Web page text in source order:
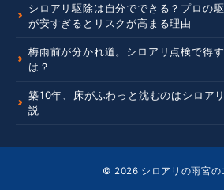
シロアリ駆除は自分でできる？プロの
が安すぎるとリスクが高まる理由
梅雨前が分かれ道。シロアリ点検で得
は？
築10年、床がふわっと沈むのはシロア
説
© 2026 シロアリの雨宮の